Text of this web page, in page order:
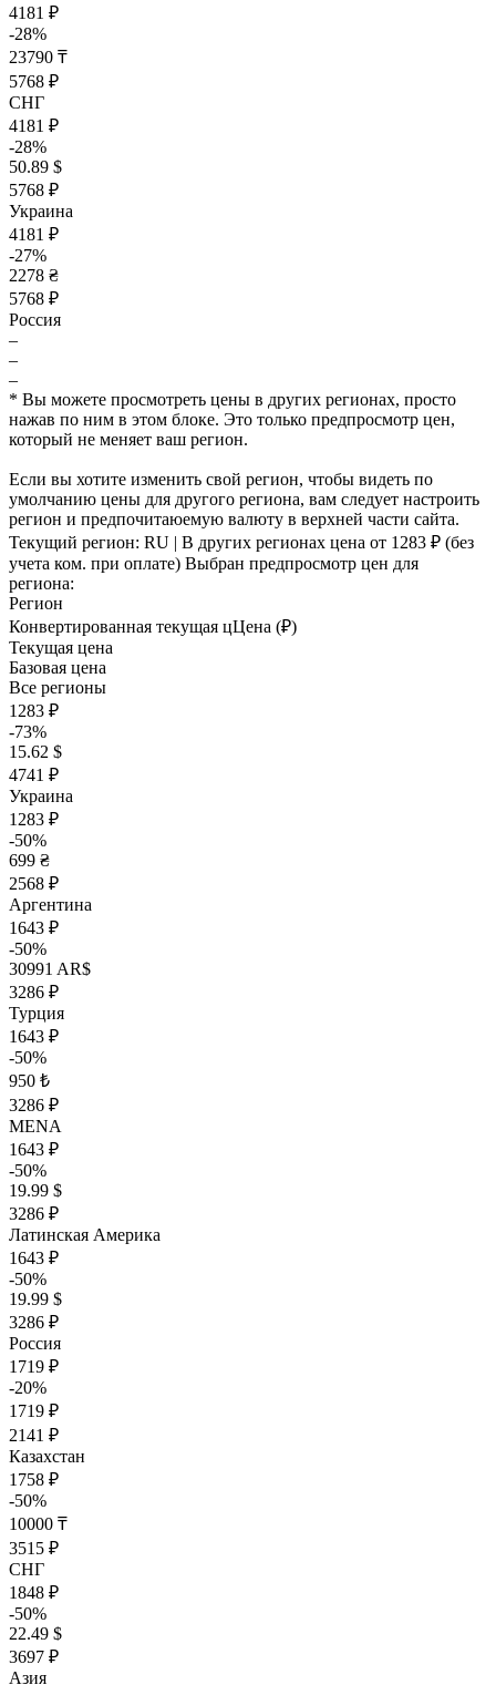
4181 ₽
-28%
23790 ₸
5768 ₽
СНГ
4181 ₽
-28%
50.89 $
5768 ₽
Украина
4181 ₽
-27%
2278 ₴
5768 ₽
Россия
–
–
–
* Вы можете просмотреть цены в других регионах, просто
нажав по ним в этом блоке. Это только предпросмотр цен,
который не меняет ваш регион.
Если вы хотите изменить свой регион, чтобы видеть по
умолчанию цены для другого региона, вам следует настроить
регион и предпочитаюемую валюту в верхней части сайта.
Текущий регион: RU | В других регионах цена от 1283 ₽ (без
учета ком. при оплате) Выбран предпросмотр цен для
региона:
Регион
Конвертированная текущая цЦена (₽)
Текущая цена
Базовая цена
Все регионы
1283 ₽
-73%
15.62 $
4741 ₽
Украина
1283 ₽
-50%
699 ₴
2568 ₽
Аргентина
1643 ₽
-50%
30991 AR$
3286 ₽
Турция
1643 ₽
-50%
950 ₺
3286 ₽
MENA
1643 ₽
-50%
19.99 $
3286 ₽
Латинская Америка
1643 ₽
-50%
19.99 $
3286 ₽
Россия
1719 ₽
-20%
1719 ₽
2141 ₽
Казахстан
1758 ₽
-50%
10000 ₸
3515 ₽
СНГ
1848 ₽
-50%
22.49 $
3697 ₽
Азия